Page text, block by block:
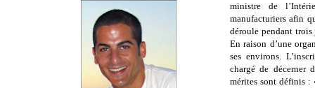
ministre de
manufacturiers afin
déroule pendant trois
En raison d’une
ses environs.
chargé de décerner
mérites sont définis :